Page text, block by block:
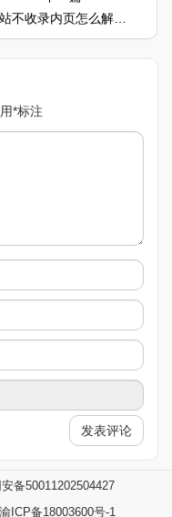
收录内页怎么解决，找准原因是关键
*标注
发表评论
备50011202504427
渝ICP备18003600号-1